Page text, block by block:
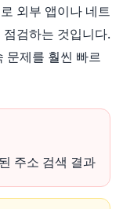
외부 앱이나 네트
검하는 것입니다.
문제를 훨씬 빠르
주소 검색 결과